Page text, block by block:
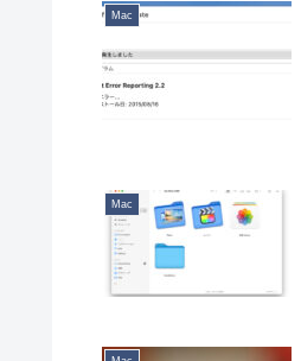
Mac
Mac